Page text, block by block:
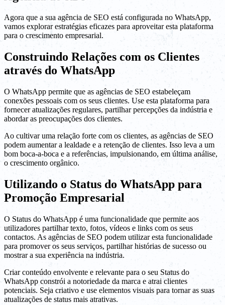
Agora que a sua agência de SEO está configurada no WhatsApp,
vamos explorar estratégias eficazes para aproveitar esta plataforma
para o crescimento empresarial.
Construindo Relações com os Clientes
através do WhatsApp
O WhatsApp permite que as agências de SEO estabeleçam
conexões pessoais com os seus clientes. Use esta plataforma para
fornecer atualizações regulares, partilhar percepções da indústria e
abordar as preocupações dos clientes.
Ao cultivar uma relação forte com os clientes, as agências de SEO
podem aumentar a lealdade e a retenção de clientes. Isso leva a um
bom boca-a-boca e a referências, impulsionando, em última análise,
o crescimento orgânico.
Utilizando o Status do WhatsApp para
Promoção Empresarial
O Status do WhatsApp é uma funcionalidade que permite aos
utilizadores partilhar texto, fotos, vídeos e links com os seus
contactos. As agências de SEO podem utilizar esta funcionalidade
para promover os seus serviços, partilhar histórias de sucesso ou
mostrar a sua experiência na indústria.
Criar conteúdo envolvente e relevante para o seu Status do
WhatsApp constrói a notoriedade da marca e atrai clientes
potenciais. Seja criativo e use elementos visuais para tornar as suas
atualizações de status mais atrativas.